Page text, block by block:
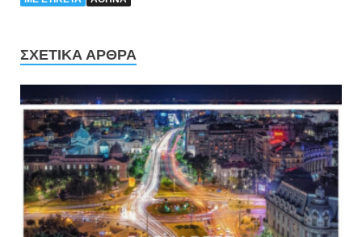
ΣΧΕΤΙΚΆ ΆΡΘΡΑ